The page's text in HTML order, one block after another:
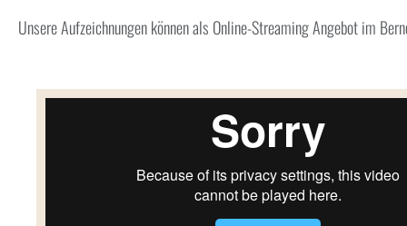
Unsere Aufzeichnungen können als Online-Streaming Angebot im